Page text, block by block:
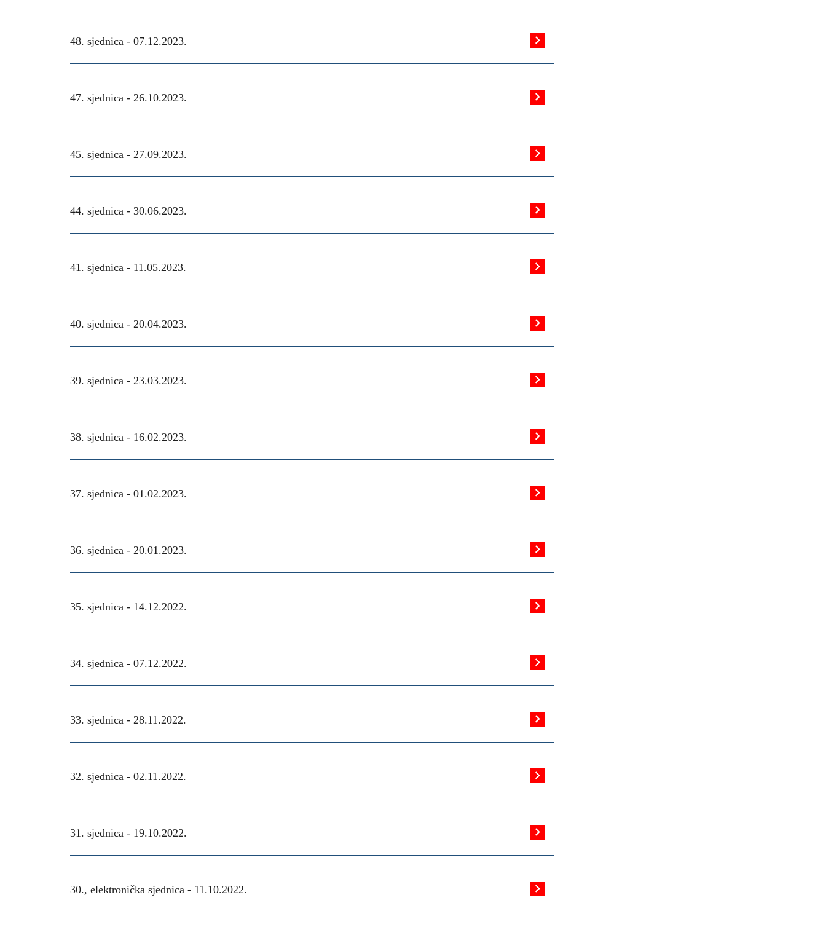
48. sjednica - 07.12.2023.
47. sjednica - 26.10.2023.
45. sjednica - 27.09.2023.
44. sjednica - 30.06.2023.
41. sjednica - 11.05.2023.
40. sjednica - 20.04.2023.
39. sjednica - 23.03.2023.
38. sjednica - 16.02.2023.
37. sjednica - 01.02.2023.
36. sjednica - 20.01.2023.
35. sjednica - 14.12.2022.
34. sjednica - 07.12.2022.
33. sjednica - 28.11.2022.
32. sjednica - 02.11.2022.
31. sjednica - 19.10.2022.
30., elektronička sjednica - 11.10.2022.